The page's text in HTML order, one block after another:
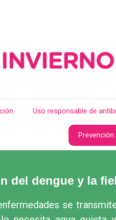
Uso responsable de
Prevención
del dengue y la
se